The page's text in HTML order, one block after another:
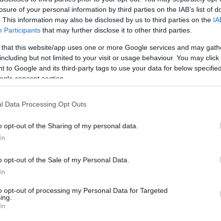
of your personal information by third parties on the IAB’s list of
This information may also be disclosed by us to third parties on the
Participants that may further disclose it to other third parties.
that this website/app uses one or more Google services and may
but not limited to your visit or usage behaviour. You may
to Google and its third-party tags to use your data for below
consent section.
Data Processing Opt Outs
opt-out of the Sharing of my personal data.
opt-out of the Sale of my Personal Data.
opt-out of processing my Personal Data for Targeted
Rekordszintű antiszemitizmust
mértek 2021 első hat hónapjában
2021. augusztus 5.